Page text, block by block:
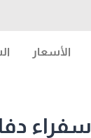
الأسعار
سفراء